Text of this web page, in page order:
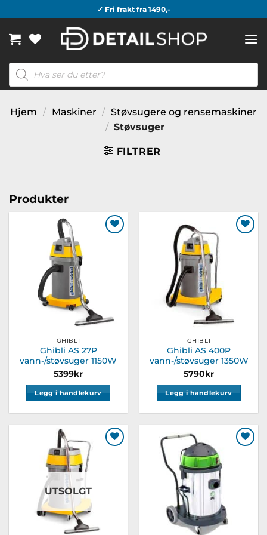
to
content
✓ Fri frakt fra 1490,-
Products
search
Hjem / Maskiner / Støvsugere og rensemaskiner
/ Støvsuger
FILTRER
Produkter
GHIBLI
Ghibli AS 27P
vann-/støvsuger 1150W
5399kr
Legg i handlekurv
ønskeliste
GHIBLI
Ghibli AS 400P
vann-/støvsuger 1350W
5790kr
Legg i handlekurv
ønskeliste
UTSOLGT
ønskeliste